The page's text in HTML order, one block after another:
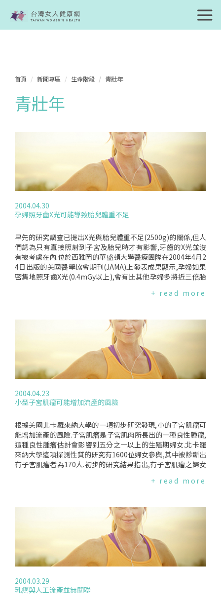
首頁 新聞專區 生命階段 青壯年
青壯年
2004.04.30
孕婦照牙齒X光可能導致胎兒體重不足
早先的研究調查已提出X光與胎兒體重不足(2500g)的關係,但人
們認為只有直接照射到子宮及胎兒時才有影響,牙齒的X光並沒
有被考慮在內.位於西雅圖的華盛頓大學醫療團隊在2004年4月2
4日出版的美國醫學協會期刊(JAMA)上發表成果顯示,孕婦如果
密集地照牙齒X光(0.4mGy以上),會有比其他孕婦多將近三倍胎
盛頓大學醫療團隊,在檢視1993-2000年牙齒保險公司的紀錄時
照牙齒X光很難,因為有些婦女在看牙醫時並不知道自己已經懷
孕.英國牙醫協會發言人表示,照牙齒X光導致胎兒體重不足的機
率其實很低.醫師在非常必要時才會要求病人照牙齒的X光,且大
部分的醫師在處理孕婦的牙齒時也會格外小心,但婦女還是要告
知牙醫自己已懷孕或可能懷孕.
+ read more
2004.04.23
小型子宮肌瘤可能增加流產的風險
根據美國北卡羅來納大學的一項初步研究發現,小的子宮肌瘤可
能增加流產的風險.子宮肌瘤是子宮肌肉所長出的一種良性腫瘤,
這種良性腫瘤估計會影響到五分之一以上的生殖期婦女.北卡羅
來納大學這項探測性質的研究有1600位婦女參與,其中被診斷出
有子宮肌瘤者為170人.初步的研究結果指出,有子宮肌瘤之婦女
產.研究也發現,即使在早期的懷孕過程中,子宮肌瘤也和流產有
休士頓婦產科調查年會上發表了這項結果之後表示,往後五年將
另外會有3,300名婦女加入這項研究.
+ read more
2004.03.29
乳癌與人工流產並無關聯